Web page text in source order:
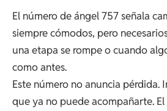
El número de ángel 757 señala
siempre cómodos, pero
una etapa se rompe o cuando
como antes.
Este número no anuncia pérdida.
que ya no puede acompañarte.